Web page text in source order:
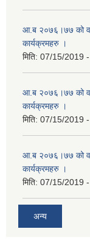
आ.ब २०७६।७७ को
कार्यक्रमहरु ।
मिति: 07/15/2019
आ.ब २०७६।७७ को
कार्यक्रमहरु ।
मिति: 07/15/2019
आ.ब २०७६।७७ को
कार्यक्रमहरु ।
मिति: 07/15/2019
अन्य